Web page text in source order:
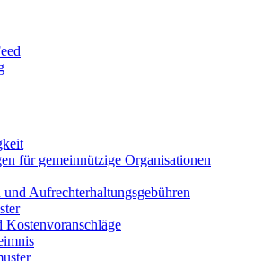
für gemeinnützige Organisationen
und Aufrechterhaltungsgebühren
Kostenvoranschläge